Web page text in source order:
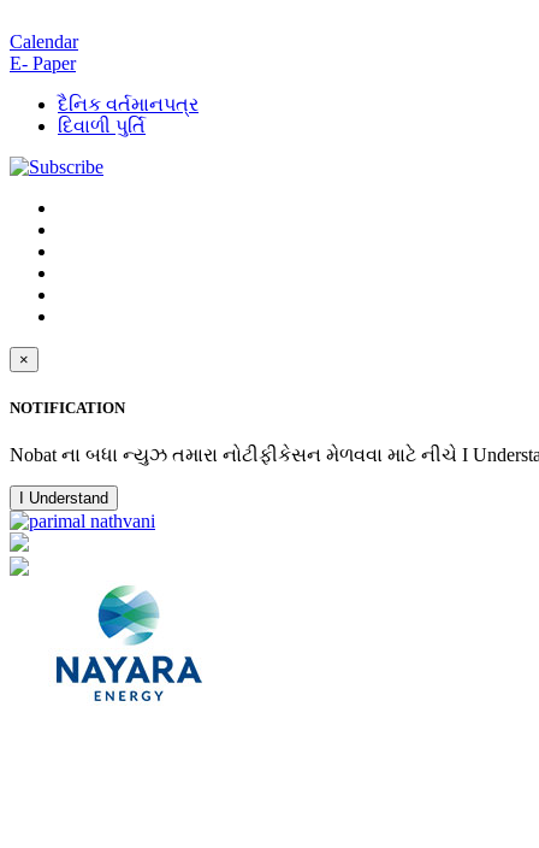
Calendar
E- Paper
દૈનિક વર્તમાનપત્ર
દિવાળી પુર્તિ
×
NOTIFICATION
Nobat ના બધા ન્યુઝ તમારા નોટીફીકેસન મેળવવા માટે નીચે I
I Understand